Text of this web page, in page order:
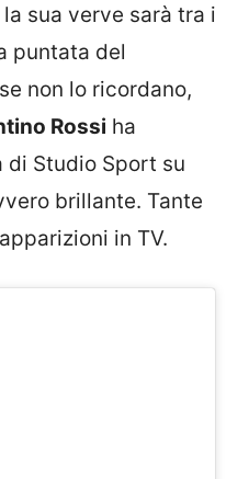
sua verve sarà tra i
puntata del
non lo ricordano,
Rossi ha
Studio Sport su
brillante. Tante
in TV.